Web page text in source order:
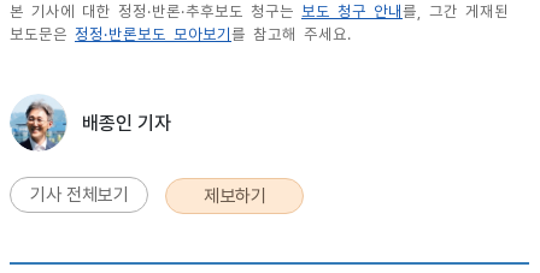
본 기사에 대한 정정·반론·추후보도 청구는 보도 청구 안내 를, 그간 게재된
보도문은 정정·반론보도 모아보기 를 참고해 주세요.
배종인 기자
기사 전체보기 제보하기